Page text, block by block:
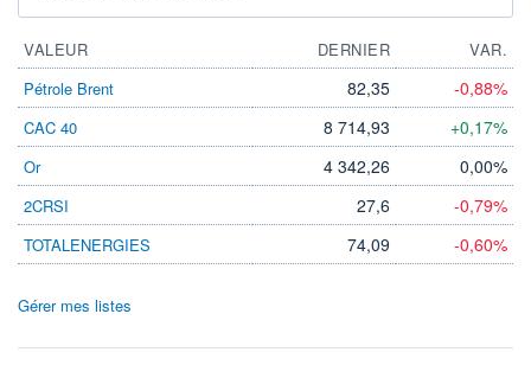
VALEUR DERNIER
VAR.
Pétrole Brent
82,35 -0,88%
CAC 40 8 714,93 +0,17%
Or 4 342,26 0,00%
2CRSI 27,6 -0,79%
TOTALENERGIES 74,09 -0,60%
Gérer mes listes